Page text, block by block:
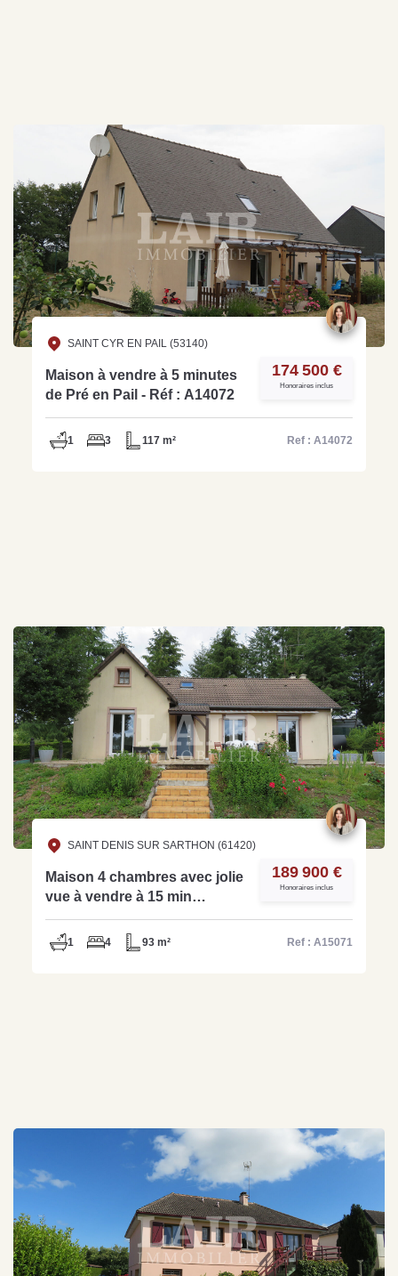
SAINT CYR EN PAIL (53140)
Maison à vendre à 5 minutes
de Pré en Pail - Réf : A14072
174 500 €
Honoraires inclus
1 3 117 m² Ref : A14072
SAINT DENIS SUR SARTHON (61420)
Maison 4 chambres avec jolie
vue à vendre à 15 min
d'Alençon - Réf: A15071
189 900 €
Honoraires inclus
1 4 93 m² Ref : A15071